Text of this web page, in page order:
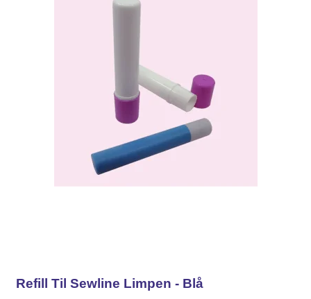
Refill Til Sewline Limpen - Blå